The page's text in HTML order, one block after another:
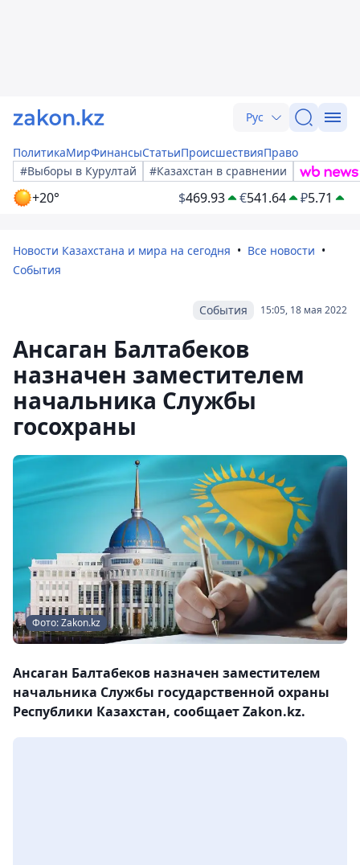
Рус
ПолитикаМирФинансыСтатьиПроисшествияПраво
#Выборы в Курултай
#Казахстан в сравнении
+20° $469.93 €541.64 ₽5.71
Новости Казахстана и мира на сегодня
Все новости
События
15:05, 18 мая 2022
События
Ансаган Балтабеков
назначен заместителем
начальника Службы
госохраны
Фото: Zakon.kz
Ансаган Балтабеков назначен заместителем
начальника Службы государственной охраны
Республики Казахстан, сообщает Zakon.kz.